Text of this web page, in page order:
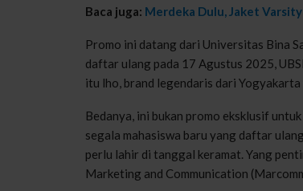
Baca juga: Merdeka Dulu, Jaket
Promo ini datang dari Universitas Bina
daftar ulang pada 17 Agustus 2025,
itu lho, brand legendaris dari
Bedanya, ini bukan promo eksklusif
segala mahasiswa baru yang daftar
perlu lahir di tanggal keramat. Yang
Marketing and Communication